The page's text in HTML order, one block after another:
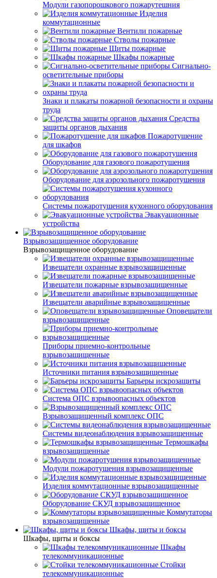
Модули газопорошкового пожарутешния
Изделия
коммутационные
Вентили пожарные
Стволы пожарные
Щиты пожарные
Шкафы пожарные
Сигнально-
осветительные приборы
Знаки и плакаты пожарной безопасности и охраны
труда
Средства
защиты органов дыхания
Пожаротушение
для шкафов
Оборудование для газового пожаротушения
Оборудование для аэрозольного пожаротушения
Системы пожаротушения кухонного оборудования
Эвакуационные
устройства
Взрывозащищенное оборудование
Взрывозащищенное оборудование
Извещатели охранные взрывозащищенные
Извещатели пожарные взрывозащищенные
Извещатели аварийные взрывозащищенные
Оповещатели
взрывозащищенные
Приборы приемно-контрольные
взрывозащищенные
Источники питания взрывозащищенные
Барьеры искрозащиты
Система ОПС взрывоопасных объектов
Взрывозащищенный комплекс ОПС
Системы видеонаблюдения взрывозащищенные
Термошкафы
взрывозащищенные
Модули пожаротушения взрывозащищенные
Изделия коммутационные взрывозащищенные
Оборудование СКУД взрывозащищенное
Коммутаторы
взрывозащищенные
Шкафы, щиты и боксы
Шкафы, щиты и боксы
Шкафы
телекоммуникационные
Стойки
телекоммуникационные